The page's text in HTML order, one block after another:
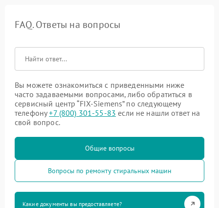
FAQ. Ответы на вопросы
Вы можете ознакомиться с приведенными ниже
часто задаваемыми вопросами, либо обратиться в
сервисный центр “FIX-Siemens” по следующему
телефону+7 (800) 301-55-83 если не нашли ответ на
свой вопрос.
Общие вопросы
Вопросы по ремонту стиральных машин
Какие документы вы предоставляете?